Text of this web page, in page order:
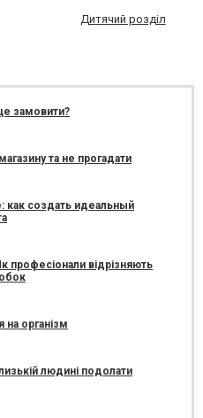
Дитячий розділ
замовити?
та не прогадати
как создать идеальный
професіонали відрізняють
на організм
людині подолати